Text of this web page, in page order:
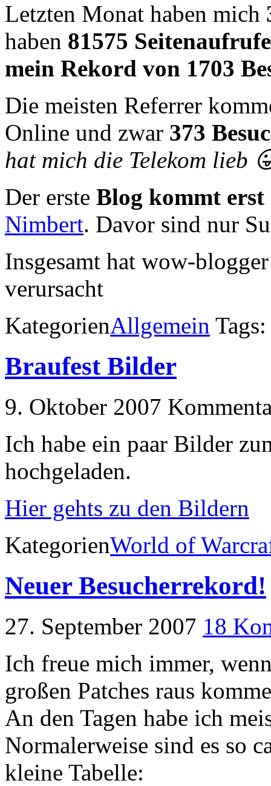
Letzten Monat haben mich
haben 81575 Seitenaufrufe
mein Rekord von 1703
Die meisten Referrer
Online und zwar 373
hat mich die Telekom lieb
Der erste Blog kommt erst
Nimbert. Davor sind nur
Insgesamt hat wow-
verursacht
KategorienAllgemein
Braufest Bilder
9. Oktober 2007
Ich habe ein paar Bilder
hochgeladen.
Hier gehts zu den Bildern
KategorienWorld of
Neuer Besucherrekord!
27. September 2007 18
Ich freue mich immer,
großen Patches raus
An den Tagen habe ich
Normalerweise sind es so
kleine Tabelle: